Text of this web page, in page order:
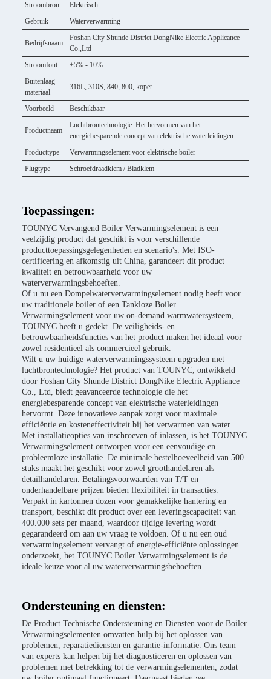
Stroombron
Elektrisch
Gebruik
Waterverwarming
Bedrijfsnaam
Foshan City Shunde District DongNike Electric Applicance
Co.,Ltd
Stroomfout
+5% - 10%
Buitenlaag
materiaal
316L, 310S, 840, 800, koper
Voorbeeld Beschikbaar
Productnaam
Luchtbrontechnologie: Het hervormen van het
energiebesparende concept van elektrische waterleidingen
Producttype
Verwarmingselement voor elektrische boiler
Plugtype
Schroefdraadklem / Bladklem
Toepassingen:
TOUNYC Vervangend Boiler Verwarmingselement is een
veelzijdig product dat geschikt is voor verschillende
producttoepassingsgelegenheden en scenario's. Met ISO-
certificering en afkomstig uit China, garandeert dit product
kwaliteit en betrouwbaarheid voor uw
waterverwarmingsbehoeften.
Of u nu een Dompelwaterverwarmingselement nodig heeft voor
uw traditionele boiler of een Tankloze Boiler
Verwarmingselement voor uw on-demand warmwatersysteem,
TOUNYC heeft u gedekt. De veiligheids- en
betrouwbaarheidsfuncties van het product maken het ideaal voor
zowel residentieel als commercieel gebruik.
Wilt u uw huidige waterverwarmingssysteem upgraden met
luchtbrontechnologie? Het product van TOUNYC, ontwikkeld
door Foshan City Shunde District DongNike Electric Appliance
Co., Ltd, biedt geavanceerde technologie die het
energiebesparende concept van elektrische waterleidingen
hervormt. Deze innovatieve aanpak zorgt voor maximale
efficiëntie en kosteneffectiviteit bij het verwarmen van water.
Met installatieopties van inschroeven of inlassen, is het TOUNYC
Verwarmingselement ontworpen voor een eenvoudige en
probleemloze installatie. De minimale bestelhoeveelheid van 500
stuks maakt het geschikt voor zowel groothandelaren als
detailhandelaren. Betalingsvoorwaarden van T/T en
onderhandelbare prijzen bieden flexibiliteit in transacties.
Verpakt in kartonnen dozen voor gemakkelijke hantering en
transport, beschikt dit product over een leveringscapaciteit van
400.000 sets per maand, waardoor tijdige levering wordt
gegarandeerd om aan uw vraag te voldoen. Of u nu een oud
verwarmingselement vervangt of energie-efficiënte oplossingen
onderzoekt, het TOUNYC Boiler Verwarmingselement is de
ideale keuze voor al uw waterverwarmingsbehoeften.
Ondersteuning en diensten:
De Product Technische Ondersteuning en Diensten voor de Boiler
Verwarmingselementen omvatten hulp bij het oplossen van
problemen, reparatiediensten en garantie-informatie. Ons team
van experts kan helpen bij het diagnosticeren en oplossen van
problemen met betrekking tot de verwarmingselementen, zodat